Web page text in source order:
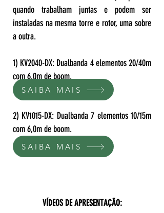
quando trabalham juntas e podem ser
instaladas na mesma torre e rotor, uma sobre
a outra.
1) KV2040-DX: Dualbanda 4 elementos 20/40m
com 6,0m de boom.
2) KV1015-DX: Dualbanda 7 elementos 10/15m
com 6,0m de boom.
SAIBA MAIS
SAIBA MAIS
VÍDEOS DE APRESENTAÇÃO: